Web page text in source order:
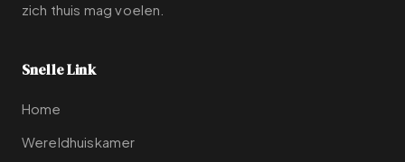
zich thuis mag voelen.
Snelle Link
Home
Wereldhuiskamer